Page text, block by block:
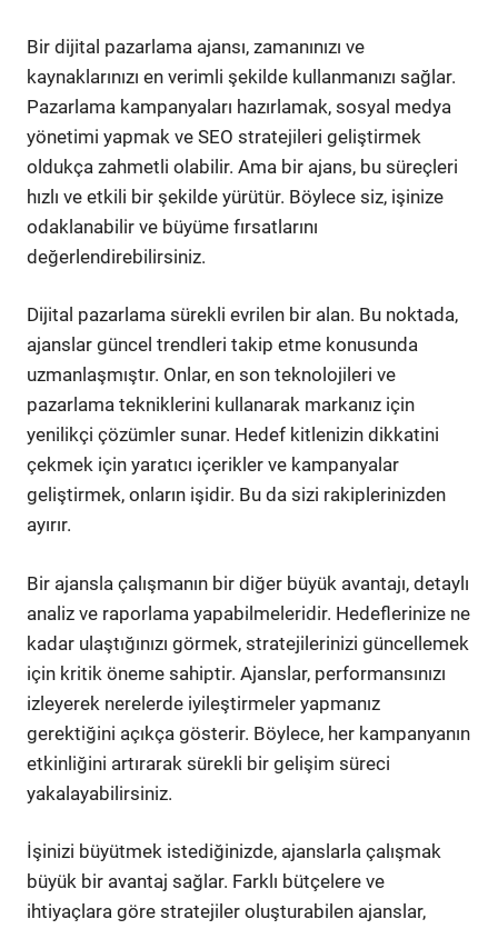
Bir dijital pazarlama ajansı, zamanınızı ve
kaynaklarınızı en verimli şekilde kullanmanızı sağlar.
Pazarlama kampanyaları hazırlamak, sosyal medya
yönetimi yapmak ve SEO stratejileri geliştirmek
oldukça zahmetli olabilir. Ama bir ajans, bu süreçleri
hızlı ve etkili bir şekilde yürütür. Böylece siz, işinize
odaklanabilir ve büyüme fırsatlarını
değerlendirebilirsiniz.
Dijital pazarlama sürekli evrilen bir alan. Bu noktada,
ajanslar güncel trendleri takip etme konusunda
uzmanlaşmıştır. Onlar, en son teknolojileri ve
pazarlama tekniklerini kullanarak markanız için
yenilikçi çözümler sunar. Hedef kitlenizin dikkatini
çekmek için yaratıcı içerikler ve kampanyalar
geliştirmek, onların işidir. Bu da sizi rakiplerinizden
ayırır.
Bir ajansla çalışmanın bir diğer büyük avantajı, detaylı
analiz ve raporlama yapabilmeleridir. Hedeflerinize ne
kadar ulaştığınızı görmek, stratejilerinizi güncellemek
için kritik öneme sahiptir. Ajanslar, performansınızı
izleyerek nerelerde iyileştirmeler yapmanız
gerektiğini açıkça gösterir. Böylece, her kampanyanın
etkinliğini artırarak sürekli bir gelişim süreci
yakalayabilirsiniz.
İşinizi büyütmek istediğinizde, ajanslarla çalışmak
büyük bir avantaj sağlar. Farklı bütçelere ve
ihtiyaçlara göre stratejiler oluşturabilen ajanslar,